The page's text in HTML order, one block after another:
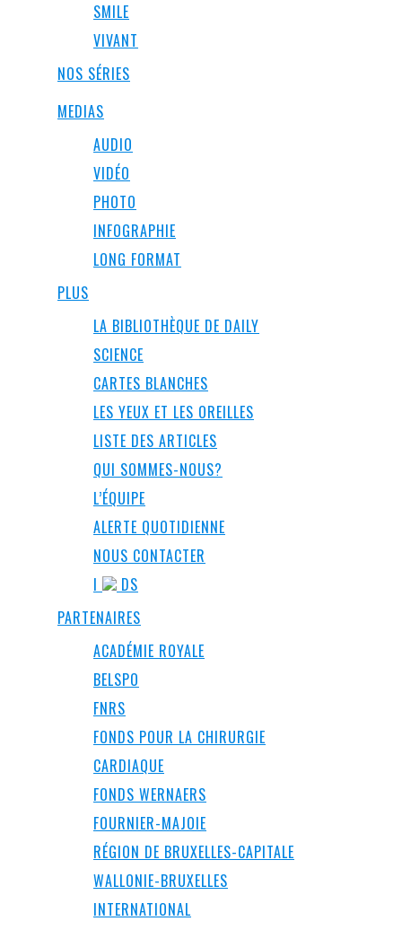
SMILE
VIVANT
NOS SÉRIES
MEDIAS
AUDIO
VIDÉO
PHOTO
INFOGRAPHIE
LONG FORMAT
PLUS
LA BIBLIOTHÈQUE DE DAILY
SCIENCE
CARTES BLANCHES
LES YEUX ET LES OREILLES
LISTE DES ARTICLES
QUI SOMMES-NOUS?
L’ÉQUIPE
ALERTE QUOTIDIENNE
NOUS CONTACTER
I
DS
PARTENAIRES
ACADÉMIE ROYALE
BELSPO
FNRS
FONDS POUR LA CHIRURGIE
CARDIAQUE
FONDS WERNAERS
FOURNIER-MAJOIE
RÉGION DE BRUXELLES-CAPITALE
WALLONIE-BRUXELLES
INTERNATIONAL